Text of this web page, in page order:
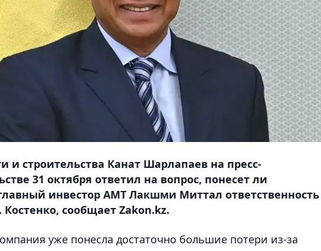
строительства Канат Шарлапаев на пресс-
31 октября ответил на вопрос, понесет ли
инвестор АМТ Лакшми Миттал ответственность
сообщает Zakon.kz.
уже понесла достаточно большие потери из-за